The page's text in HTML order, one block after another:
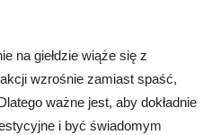
na giełdzie wiąże się z
wzrośnie zamiast spaść,
ważne jest, aby dokładnie
i być świadomym